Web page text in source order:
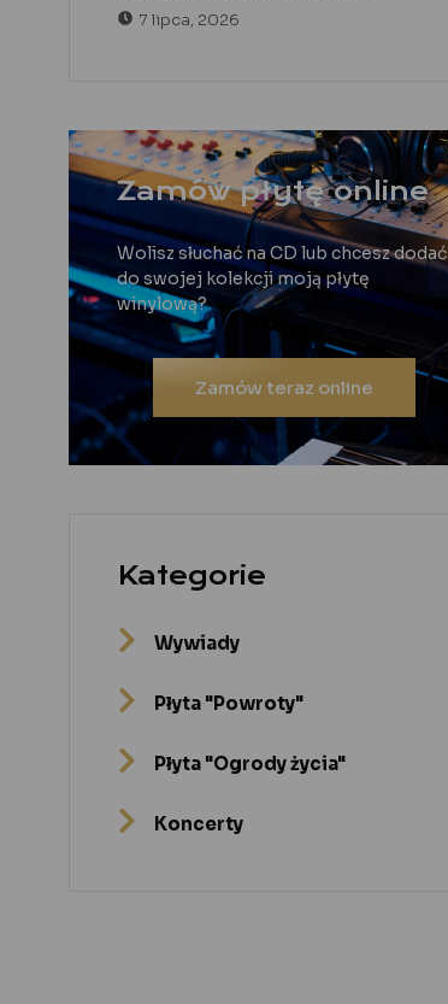
7 lipca, 2026
Zamów płytę online
Wolisz słuchać na CD lub chcesz dodać
do swojej kolekcji moją płytę
winylową?
Zamów teraz online
Kategorie
Wywiady
Płyta "Powroty"
Płyta "Ogrody życia"
Koncerty